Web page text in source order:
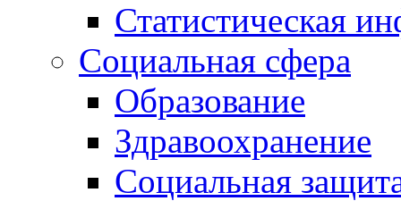
Статистическая
Социальная сфера
Образование
Здравоохранение
Социальная